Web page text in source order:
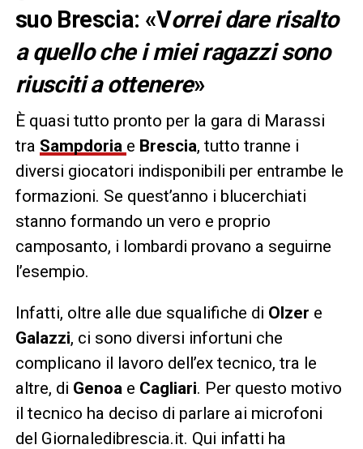
suo Brescia: «Vorrei dare risalto
a quello che i miei ragazzi sono
riusciti a ottenere»
È quasi tutto pronto per la gara di Marassi
tra Sampdoria e Brescia, tutto tranne i
diversi giocatori indisponibili per entrambe le
formazioni. Se quest’anno i blucerchiati
stanno formando un vero e proprio
camposanto, i lombardi provano a seguirne
l’esempio.
Infatti, oltre alle due squalifiche di Olzer e
Galazzi, ci sono diversi infortuni che
complicano il lavoro dell’ex tecnico, tra le
altre, di Genoa e Cagliari. Per questo motivo
il tecnico ha deciso di parlare ai microfoni
del Giornaledibrescia.it. Qui infatti ha